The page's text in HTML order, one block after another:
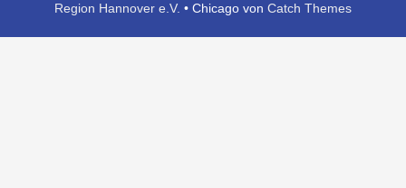
Region Hannover e.V. • Chicago von Catch Themes